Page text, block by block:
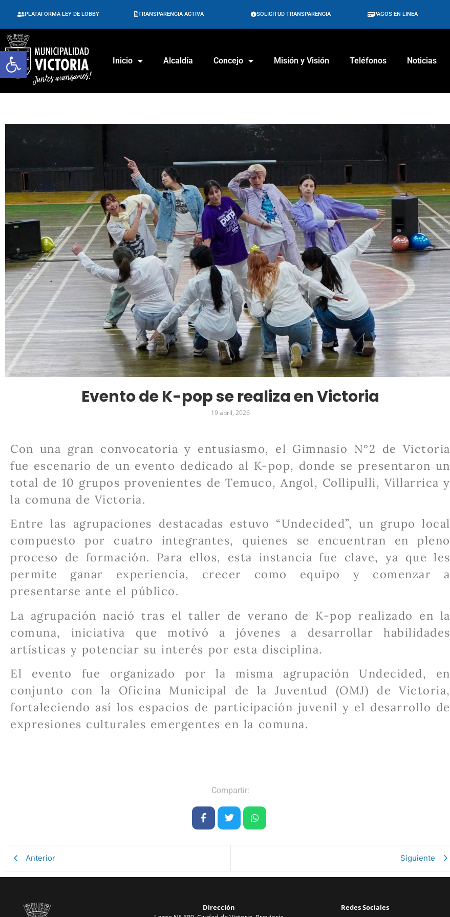
Abrir barra de herramientas
PLATAFORMA LEY DE LOBBY TRANSPARENCIA ACTIVA SOLICITUD TRANSPARENCIA PAGOS EN LINEA
Inicio Alcaldía Concejo Misión y Visión Teléfonos Noticias
Evento de K-pop se realiza en Victoria
19 abril, 2026
Con una gran convocatoria y entusiasmo, el Gimnasio N°2 de Victoria
fue escenario de un evento dedicado al K-pop, donde se presentaron un
total de 10 grupos provenientes de Temuco, Angol, Collipulli, Villarrica y
la comuna de Victoria.
Entre las agrupaciones destacadas estuvo “Undecided”, un grupo local
compuesto por cuatro integrantes, quienes se encuentran en pleno
proceso de formación. Para ellos, esta instancia fue clave, ya que les
permite ganar experiencia, crecer como equipo y comenzar a
presentarse ante el público.
La agrupación nació tras el taller de verano de K-pop realizado en la
comuna, iniciativa que motivó a jóvenes a desarrollar habilidades
artísticas y potenciar su interés por esta disciplina.
El evento fue organizado por la misma agrupación Undecided, en
conjunto con la Oficina Municipal de la Juventud (OMJ) de Victoria,
fortaleciendo así los espacios de participación juvenil y el desarrollo de
expresiones culturales emergentes en la comuna.
Compartir:
Anterior Siguiente
Dirección
Redes Sociales